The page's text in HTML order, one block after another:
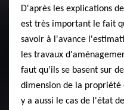
D'après les explications
est très important le fait
savoir à l'avance
les travaux
faut qu'ils se basent sur
dimension de la propriété
y a aussi le cas de l'état